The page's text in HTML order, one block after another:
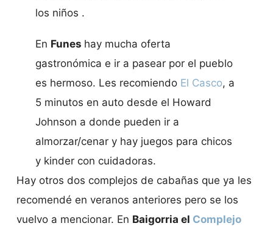
los niños .
En Funes hay mucha oferta
gastronómica e ir a pasear por el pueblo
es hermoso. Les recomiendo El Casco, a
5 minutos en auto desde el Howard
Johnson a donde pueden ir a
almorzar/cenar y hay juegos para chicos
y kinder con cuidadoras.
Hay otros dos complejos de cabañas que ya les
recomendé en veranos anteriores pero se los
vuelvo a mencionar. En Baigorria el Complejo